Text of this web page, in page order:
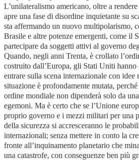
L’unilateralismo americano, oltre a
apre una fase di disordine inquietante su
sta affermando un nuovo multipolarismo,
Brasile e altre potenze emergenti, come il
partecipare da soggetti attivi al governo
Quando, negli anni Trenta, è crollato
costruito dall’Europa, gli Stati Uniti hanno
entrare sulla scena internazionale con idee
situazione è profondamente mutata,
ordine mondiale non dipenderà solo da
egemoni. Ma è certo che se l’Unione
proprio governo e i mezzi militari per una
della sicurezza si accresceranno le
internazionali; senza mettere in conto la
fronte all’inquinamento planetario che
una catastrofe, con conseguenze ben più